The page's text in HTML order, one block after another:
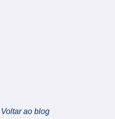
Voltar ao blog